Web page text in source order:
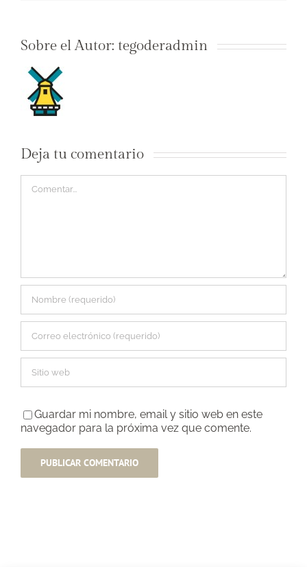
Sobre el Autor: tegoderadmin
Deja tu comentario
Guardar mi nombre, email y sitio web en este
navegador para la próxima vez que comente.